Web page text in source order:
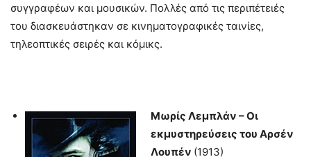
συγγραφέων και μουσικών. Πολλές από τις περιπέτειές
του διασκευάστηκαν σε κινηματογραφικές ταινίες,
τηλεοπτικές σειρές και κόμικς.
Μωρίς Λεμπλάν – Οι
εκμυστηρεύσεις του Αρσέν
Λουπέν (1913)